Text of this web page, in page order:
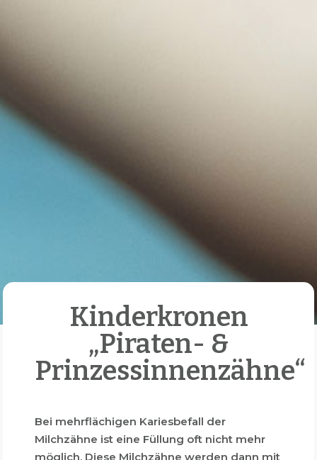
Kinderkronen
„Piraten- &
Prinzessinnenzähne“
Bei mehrflächigen Kariesbefall der
Milchzähne ist eine Füllung oft nicht mehr
möglich. Diese Milchzähne werden dann mit